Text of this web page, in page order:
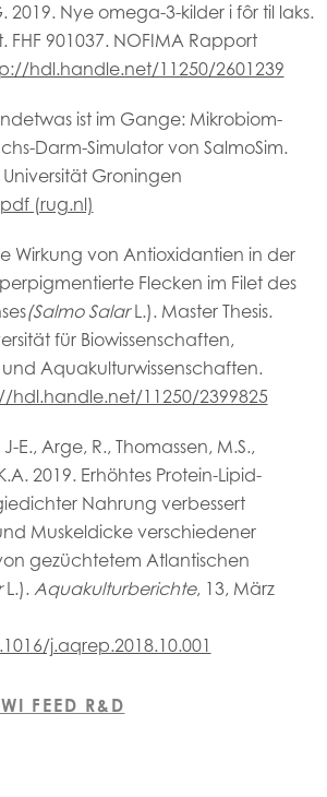
2019. Nye omega-3-kilder i fôr til laks.
FHF 901037. NOFIMA Rapport
hdl.handle.net/11250/2601239
ist im Gange: Mikrobiom-
Darm-Simulator von SalmoSim.
Groningen
(rug.nl)
Wirkung von Antioxidantien in der
Flecken im Filet des
(Salmo SalarL.). Master Thesis.
für Biowissenschaften,
Aquakulturwissenschaften.
hdl.handle.net/11250/2399825
E., Arge, R., Thomassen, M.S.,
2019. Erhöhtes Protein-Lipid-
Nahrung verbessert
Muskeldicke verschiedener
gezüchtetem Atlantischen
L.). Aquakulturberichte, 13, März
j.aqrep.2018.10.001
FEED R&D